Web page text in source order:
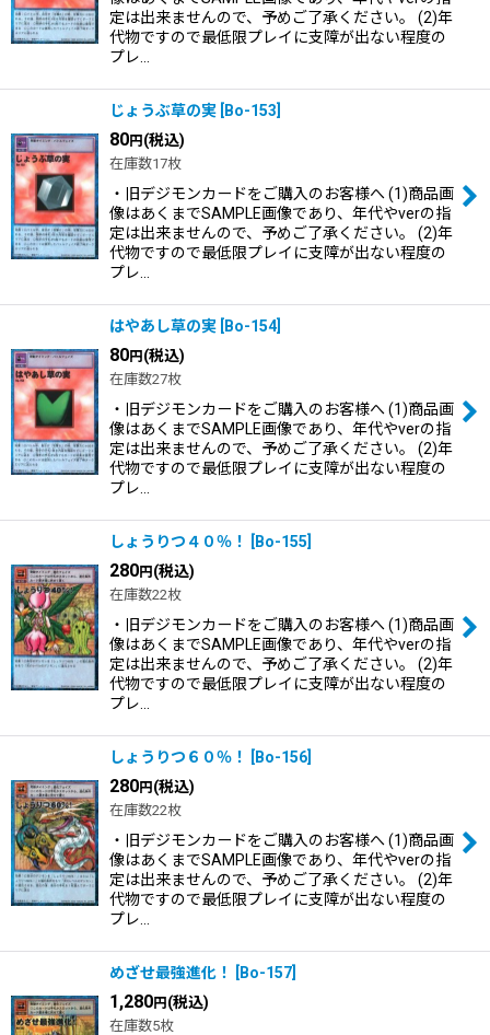
定は出来ませんので、予めご了承ください。 (2)年
代物ですので最低限プレイに支障が出ない程度の
プレ…
じょうぶ草の実 Bo-153
80円(税込)
在庫数17枚
・旧デジモンカードをご購入のお客様へ (1)商品画
像はあくまでSAMPLE画像であり、年代やverの指
定は出来ませんので、予めご了承ください。 (2)年
代物ですので最低限プレイに支障が出ない程度の
プレ…
はやあし草の実 Bo-154]
80円(税込)
在庫数27枚
・旧デジモンカードをご購入のお客様へ (1)商品画
像はあくまでSAMPLE画像であり、年代やverの指
定は出来ませんので、予めご了承ください。 (2)年
代物ですので最低限プレイに支障が出ない程度の
プレ…
しょうりつ４０％！ Bo-155
280円(税込)
在庫数22枚
・旧デジモンカードをご購入のお客様へ (1)商品画
像はあくまでSAMPLE画像であり、年代やverの指
定は出来ませんので、予めご了承ください。 (2)年
代物ですので最低限プレイに支障が出ない程度の
プレ…
しょうりつ６０％！ Bo-156
280円(税込)
在庫数22枚
・旧デジモンカードをご購入のお客様へ (1)商品画
像はあくまでSAMPLE画像であり、年代やverの指
定は出来ませんので、予めご了承ください。 (2)年
代物ですので最低限プレイに支障が出ない程度の
プレ…
めざせ最強進化！ Bo-157
1,280円(税込)
在庫数5枚